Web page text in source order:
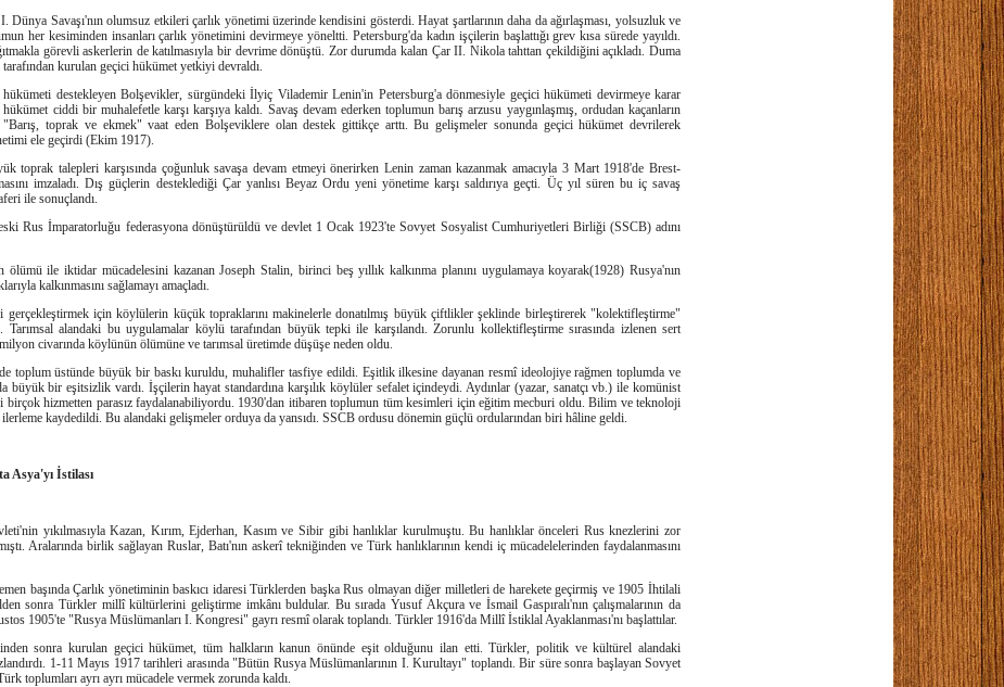
Dünya Savaşı'nın olumsuz etkileri çarlık yönetimi üzerinde kendisini gösterdi. Hayat şartlarının daha da ağırlaşması, yolsuzluk ve
her kesiminden insanları çarlık yönetimini devirmeye yöneltti. Petersburg'da kadın işçilerin başlattığı grev kısa sürede yayıldı.
görevli askerlerin de katılmasıyla bir devrime dönüştü. Zor durumda kalan Çar II. Nikola tahttan çekildiğini açıkladı. Duma
kurulan geçici hükümet yetkiyi devraldı.
destekleyen Bolşevikler, sürgündeki İlyiç Vilademir Lenin'in Petersburg'a dönmesiyle geçici hükümeti devirmeye karar
ciddi bir muhalefetle karşı karşıya kaldı. Savaş devam ederken toplumun barış arzusu yaygınlaşmış, ordudan kaçanların
"Barış, toprak ve ekmek" vaat eden Bolşeviklere olan destek gittikçe arttı. Bu gelişmeler sonunda geçici hükümet devrilerek
ele geçirdi (Ekim 1917).
toprak talepleri karşısında çoğunluk savaşa devam etmeyi önerirken Lenin zaman kazanmak amacıyla 3 Mart 1918'de Brest-
imzaladı. Dış güçlerin desteklediği Çar yanlısı Beyaz Ordu yeni yönetime karşı saldırıya geçti. Üç yıl süren bu iç savaş
ile sonuçlandı.
Rus İmparatorluğu federasyona dönüştürüldü ve devlet 1 Ocak 1923'te Sovyet Sosyalist Cumhuriyetleri Birliği (SSCB) adını
ölümü ile iktidar mücadelesini kazanan Joseph Stalin, birinci beş yıllık kalkınma planını uygulamaya koyarak(1928) Rusya'nın
kalkınmasını sağlamayı amaçladı.
gerçekleştirmek için köylülerin küçük topraklarını makinelerle donatılmış büyük çiftlikler şeklinde birleştirerek "kolek­tifleştirme"
Tarımsal alandaki bu uygulamalar köylü tarafından büyük tepki ile karşılandı. Zorunlu kollektifleştirme sırasında izlenen sert
civarında köylünün ölümüne ve tarımsal üretimde düşüşe neden oldu.
toplum üstünde büyük bir baskı kuruldu, muhalifler tasfiye edildi. Eşitlik ilkesine dayanan resmî ideolojiye rağmen toplumda ve
büyük bir eşitsizlik vardı. İşçilerin hayat standardına karşılık köylüler sefalet içindeydi. Aydınlar (yazar, sanatçı vb.) ile komünist
birçok hizmetten parasız faydalanabiliyordu. 1930'dan itibaren toplumun tüm kesimleri için eğitim mecburi oldu. Bilim ve teknoloji
ilerleme kaydedildi. Bu alandaki gelişmeler orduya da yansıdı. SSCB ordusu dönemin güçlü ordularından biri hâline geldi.
Asya'yı İstilası
yıkılmasıyla Kazan, Kırım, Ejderhan, Kasım ve Sibir gibi hanlıklar kurulmuştu. Bu hanlıklar önceleri Rus knezlerini zor
Aralarında birlik sağlayan Ruslar, Batı'nın askerî tekniğinden ve Türk hanlıklarının kendi iç müca­delelerinden faydalanmasını
başında Çarlık yönetiminin baskıcı idaresi Türklerden başka Rus olmayan diğer milletleri de harekete geçirmiş ve 1905 İhtilali
sonra Türkler millî kültürlerini geliştirme imkânı buldular. Bu sırada Yusuf Akçura ve İsmail Gaspıralı'nın çalışmalarının da
1905'te "Rusya Müslümanları I. Kongresi" gayrı resmî olarak toplandı. Türkler 1916'da Millî İstiklal Ayaklanması'nı başlattılar.
sonra kurulan geçici hükümet, tüm halkların kanun önünde eşit olduğunu ilan etti. Türkler, politik ve kültürel alandaki
1-11 Mayıs 1917 tarihleri arasında "Bütün Rusya Müslü­manlarının I. Kurultayı" toplandı. Bir süre sonra başlayan Sovyet
toplumları ayrı ayrı mücadele vermek zorunda kaldı.